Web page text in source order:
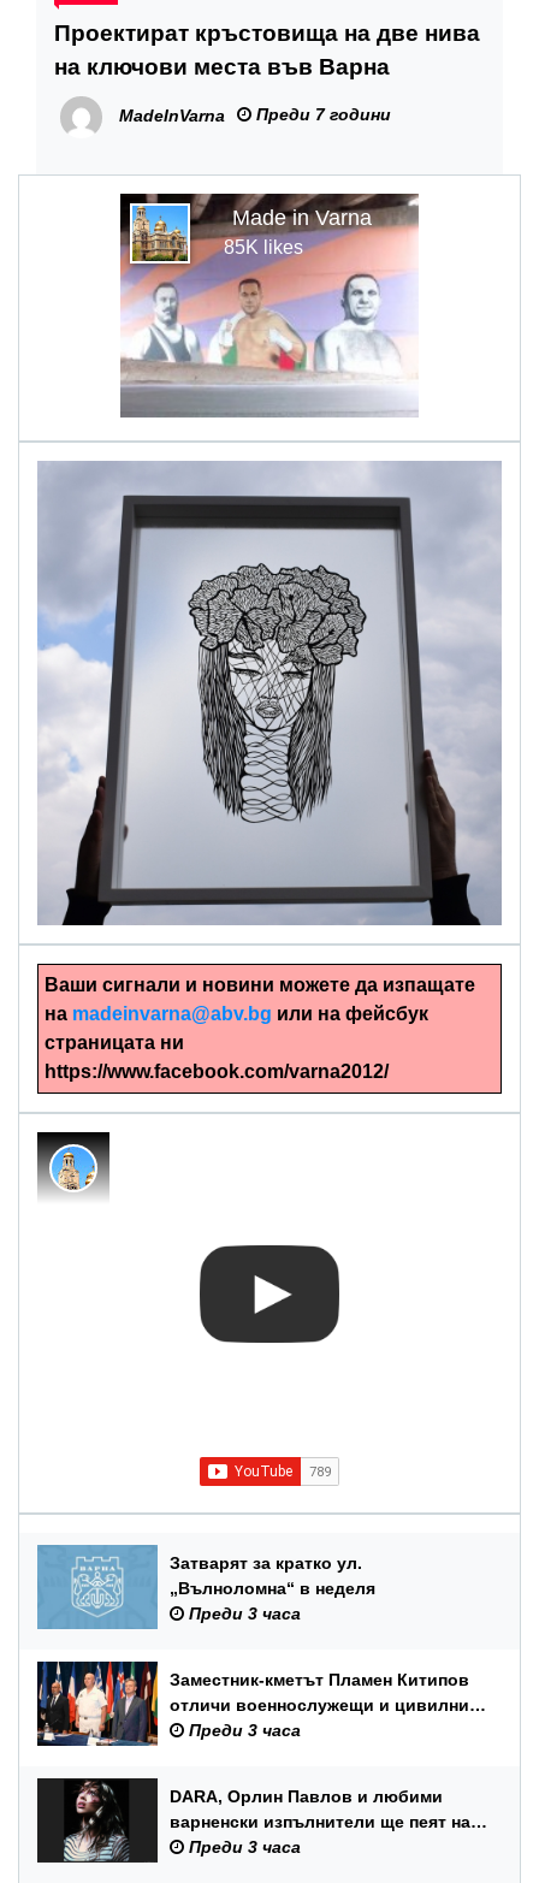
Проектират кръстовища на две нива
на ключови места във Варна
MadeInVarna Преди 7 години
Made in Varna
85K likes
Ръчно изрязани картини
Ваши сигнали и новини можете да изпащате
на madeinvarna@abv.bg или на фейсбук
страницата ни
https://www.facebook.com/varna2012/
Затварят за кратко ул.
„Вълноломна“ в неделя
Преди 3 часа
Заместник-кметът Пламен Китипов
отличи военнослужещи и цивилни
служители по повод Празника на
Преди 3 часа
DARA, Орлин Павлов и любими
варненски изпълнители ще пеят на
празника на Варна
Преди 3 часа